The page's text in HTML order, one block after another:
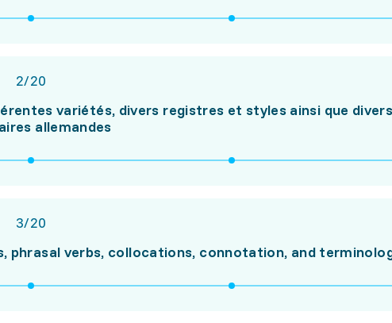
2/20
variétés, divers registres et styles ainsi que
allemandes
3/20
phrasal verbs, collocations, connotation, and